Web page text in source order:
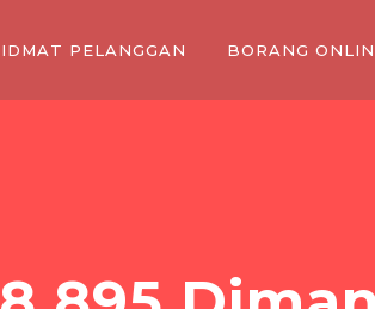
PELANGGAN BORANG